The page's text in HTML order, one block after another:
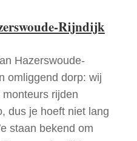
Rijndijk
Hazerswoude-
omliggend dorp: wij
rijden
dus je hoeft niet lang
staan bekend om